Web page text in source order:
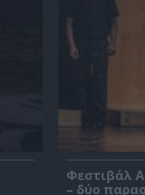
Φεστιβάλ
– δύο